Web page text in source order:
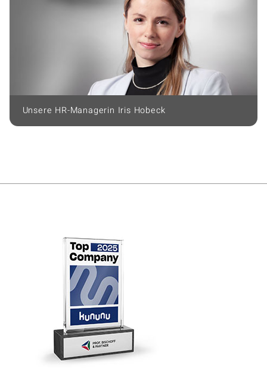
Unsere HR-Managerin Iris Hobeck